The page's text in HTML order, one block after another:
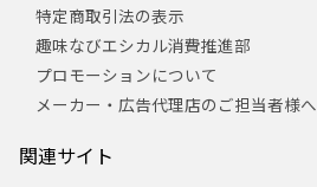
特定商取引法の表示
趣味なびエシカル消費推進部
プロモーションについて
メーカー・広告代理店のご担当者様へ
関連サイト